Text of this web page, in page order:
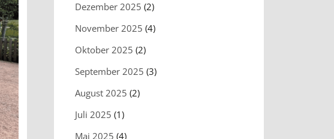
Dezember 2025 (2)
November 2025 (4)
Oktober 2025 (2)
September 2025 (3)
August 2025 (2)
Juli 2025 (1)
Mai 2025 (4)